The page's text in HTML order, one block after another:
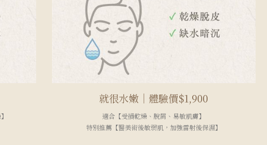
就很水嫩｜體驗價$1,900
適合【受損乾燥、脫屑、易敏肌膚】
特別推薦【醫美術後敏弱肌，加強雷射後保濕】